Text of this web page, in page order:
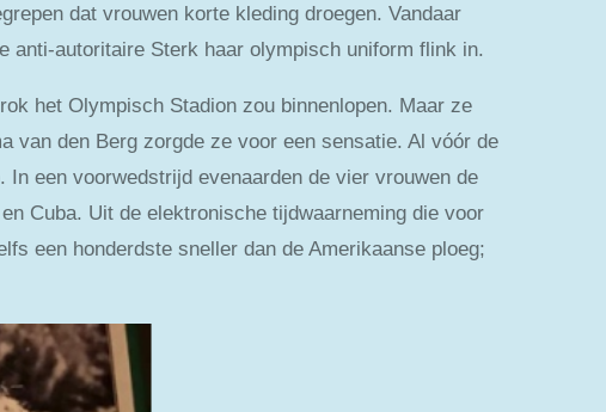
dat vrouwen korte kleding droegen. Vandaar
anti-autoritaire Sterk haar olympisch uniform flink in.
het Olympisch Stadion zou binnenlopen. Maar ze
van den Berg zorgde ze voor een sensatie. Al vóór de
een voorwedstrijd evenaarden de vier vrouwen de
Cuba. Uit de elektronische tijdwaarneming die voor
een honderdste sneller dan de Amerikaanse ploeg;